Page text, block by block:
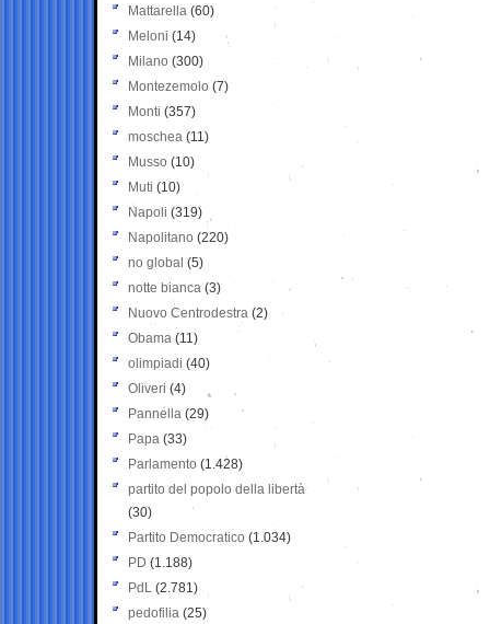
Mattarella (60)
Meloni (14)
Milano (300)
Montezemolo (7)
Monti (357)
moschea (11)
Musso (10)
Muti (10)
Napoli (319)
Napolitano (220)
no global (5)
notte bianca (3)
Nuovo Centrodestra (2)
Obama (11)
olimpiadi (40)
Oliveri (4)
Pannella (29)
Papa (33)
Parlamento (1.428)
partito del popolo della libertà
(30)
Partito Democratico (1.034)
PD (1.188)
PdL (2.781)
pedofilia (25)